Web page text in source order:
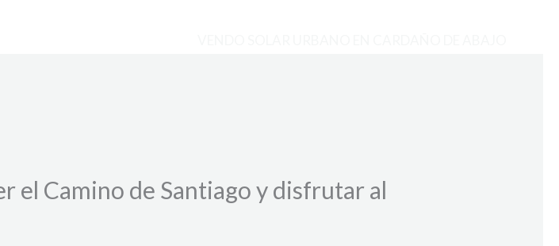
el Camino de Santiago y disfrutar al